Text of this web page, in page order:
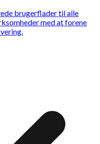
brugerflader til alle
med at forene